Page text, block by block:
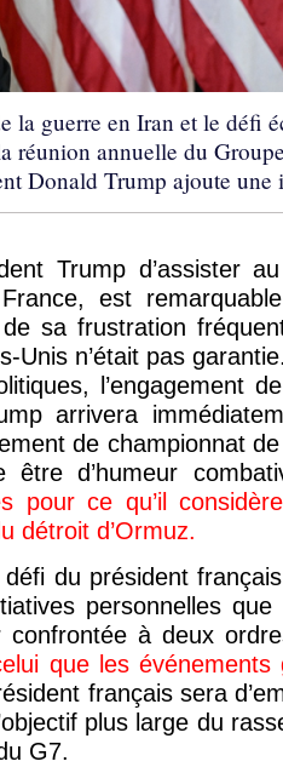
la guerre en Iran et le défi
réunion annuelle du
Donald Trump ajoute une
Trump d’assister
France, est
sa frustration
Unis n’était pas
l’engagement
arrivera
de championnat
être d’humeur
pour ce qu’il
détroit d’Ormuz.
du président
personnelles
confrontée à deux
que les événements
français sera
plus large du
G7.